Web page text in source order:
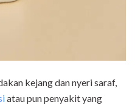
kejang dan nyeri saraf,
atau pun penyakit yang